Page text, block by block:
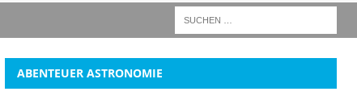
ABENTEUER ASTRONOMIE